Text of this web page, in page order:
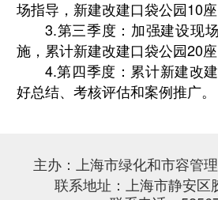
场指导，新建改建口袋公园10座
3.第三季度：加强建设现
施，累计新建改建口袋公园20座
4.第四季度：累计新建改
好总结、考核评估和案例推广。
主办：上海市绿化和市容管
联系地址：上海市静安区